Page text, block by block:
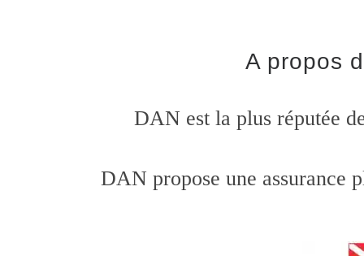
A propos
DAN est la plus réputée
DAN propose une assurance